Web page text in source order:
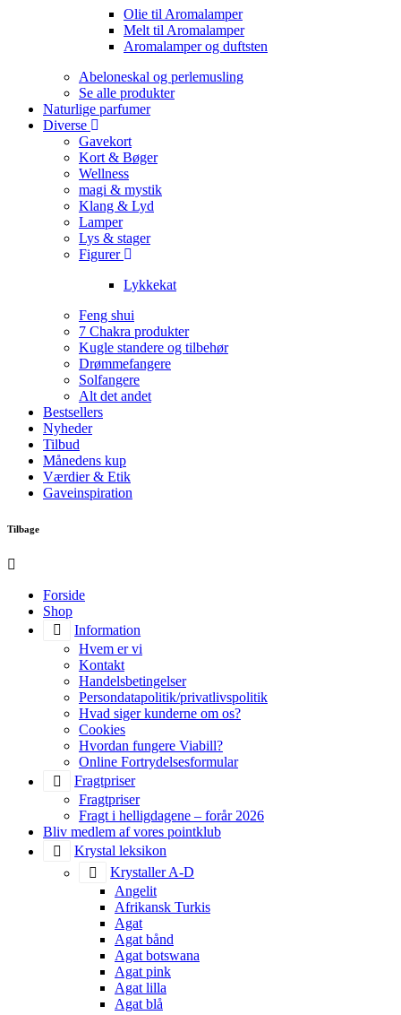
Olie til Aromalamper
Melt til Aromalamper
Aromalamper og duftsten
Abeloneskal og perlemusling
Se alle produkter
Naturlige parfumer
Diverse
Gavekort
Kort & Bøger
Wellness
magi & mystik
Klang & Lyd
Lamper
Lys & stager
Figurer
Lykkekat
Feng shui
7 Chakra produkter
Kugle standere og tilbehør
Drømmefangere
Solfangere
Alt det andet
Bestsellers
Nyheder
Tilbud
Månedens kup
Værdier & Etik
Gaveinspiration
Tilbage
Forside
Shop
Information
Hvem er vi
Kontakt
Handelsbetingelser
Persondatapolitik/privatlivspolitik
Hvad siger kunderne om os?
Cookies
Hvordan fungere Viabill?
Online Fortrydelsesformular
Fragtpriser
Fragtpriser
Fragt i helligdagene – forår 2026
Bliv medlem af vores pointklub
Krystal leksikon
Krystaller A-D
Angelit
Afrikansk Turkis
Agat
Agat bånd
Agat botswana
Agat pink
Agat lilla
Agat blå